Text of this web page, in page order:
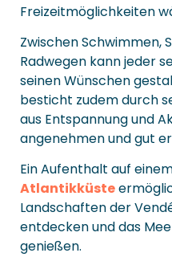
Freizeitmöglichkeiten
Zwischen Schwimmen,
Radwegen kann jeder
seinen Wünschen
besticht zudem durch
aus Entspannung und
angenehmen und gut
Ein Aufenthalt auf
Atlantikküste
Landschaften der
entdecken und das
genießen.